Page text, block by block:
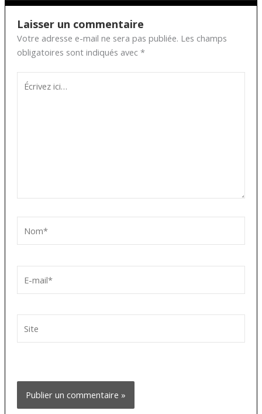
Laisser un commentaire
Votre adresse e-mail ne sera pas publiée. Les champs
obligatoires sont indiqués avec *
ici…
mail*